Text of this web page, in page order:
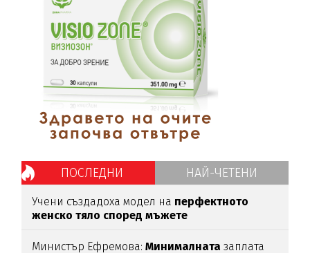
ПОСЛЕДНИ НАЙ-ЧЕТЕНИ
Учени създадоха модел на перфектното
женско тяло според мъжете
Министър Ефремова:Минималната заплата